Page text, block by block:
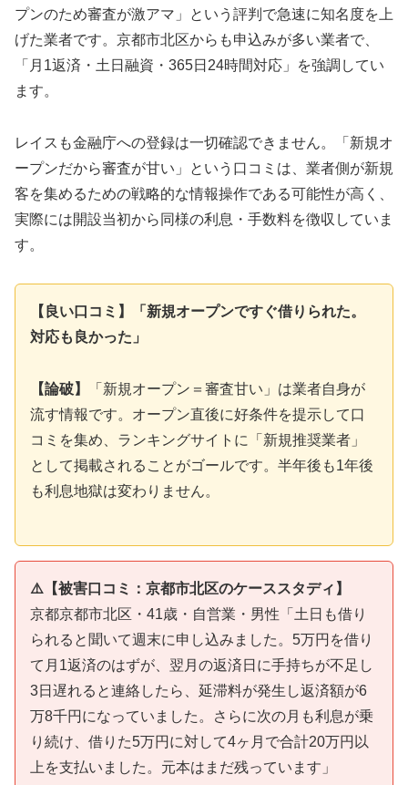
プンのため審査が激アマ」という評判で急速に知名度を上
げた業者です。京都市北区からも申込みが多い業者で、
「月1返済・土日融資・365日24時間対応」を強調してい
ます。
レイスも金融庁への登録は一切確認できません。「新規オ
ープンだから審査が甘い」という口コミは、業者側が新規
客を集めるための戦略的な情報操作である可能性が高く、
実際には開設当初から同様の利息・手数料を徴収していま
す。
【良い口コミ】「新規オープンですぐ借りられた。
対応も良かった」
【論破】
「新規オープン＝審査甘い」は業者自身が
流す情報です。オープン直後に好条件を提示して口
コミを集め、ランキングサイトに「新規推奨業者」
として掲載されることがゴールです。半年後も1年後
も利息地獄は変わりません。
⚠️【被害口コミ：京都市北区のケーススタディ】
京都京都市北区・41歳・自営業・男性「土日も借り
られると聞いて週末に申し込みました。5万円を借り
て月1返済のはずが、翌月の返済日に手持ちが不足し
3日遅れると連絡したら、延滞料が発生し返済額が6
万8千円になっていました。さらに次の月も利息が乗
り続け、借りた5万円に対して4ヶ月で合計20万円以
上を支払いました。元本はまだ残っています」